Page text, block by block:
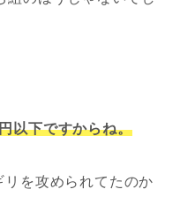
以下ですからね。
を攻められてたのか